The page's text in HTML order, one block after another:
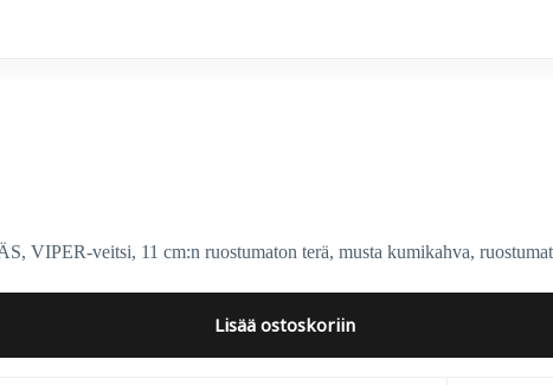
veitsi, 11 cm:n ruostumaton terä, musta kumikahva,
Lisää ostoskoriin